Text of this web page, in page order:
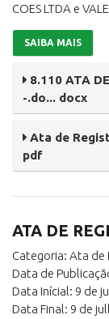
COES LTDA e
SAIBA MAIS
8.110 ATA
-.do... docx
Ata de
pdf
ATA DE
Categoria: Ata de
Data de
Data Inícial: 9 de
Data Final: 9 de